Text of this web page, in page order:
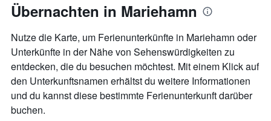
die
den
Zimmerpreis
anzeigt.
Übernachten in Mariehamn
Nutze die Karte, um Ferienunterkünfte in Mariehamn oder
Unterkünfte in der Nähe von Sehenswürdigkeiten zu
entdecken, die du besuchen möchtest. Mit einem Klick auf
den Unterkunftsnamen erhältst du weitere Informationen
und du kannst diese bestimmte Ferienunterkunft darüber
buchen.